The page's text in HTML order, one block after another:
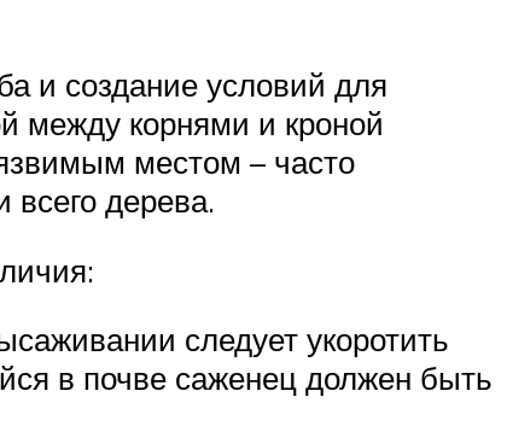
и создание условий для
между корнями и кроной
местом – часто
дерева.
следует укоротить
в почве саженец должен быть